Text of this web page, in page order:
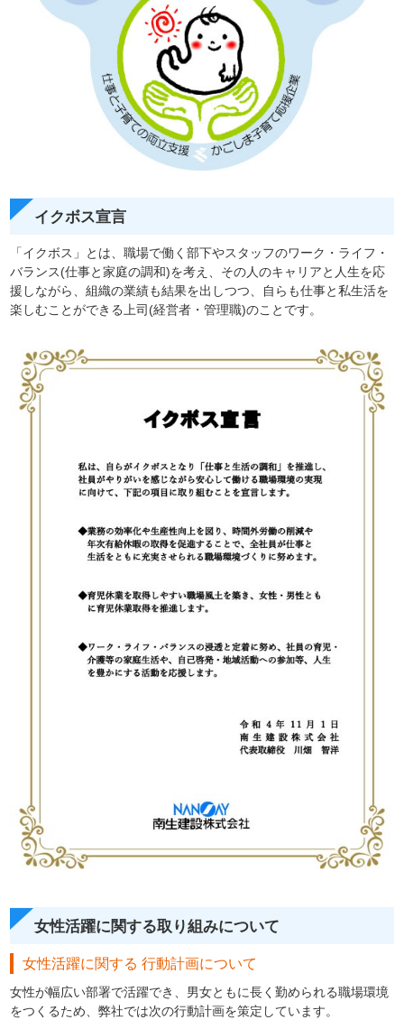
イクボス宣言
「イクボス」とは、職場で働く部下やスタッフのワーク・ライフ・
バランス(仕事と家庭の調和)を考え、その人のキャリアと人生を応
援しながら、組織の業績も結果を出しつつ、自らも仕事と私生活を
楽しむことができる上司(経営者・管理職)のことです。
女性活躍に関する取り組みについて
女性活躍に関する 行動計画について
女性が幅広い部署で活躍でき、男女ともに長く勤められる職場環境
をつくるため、弊社では次の行動計画を策定しています。